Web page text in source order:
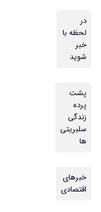
در
لحظه با
خبر
شوید
پشت
پرده
زندگی
سلبریتی
ها
خبرهای
اقتصادی